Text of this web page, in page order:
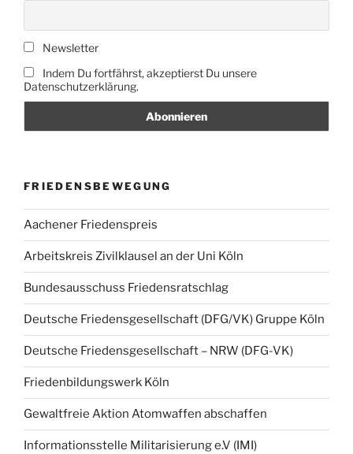
Newsletter
Indem Du fortfährst, akzeptierst Du unsere
Datenschutzerklärung.
FRIEDENSBEWEGUNG
Aachener Friedenspreis
Arbeitskreis Zivilklausel an der Uni Köln
Bundesausschuss Friedensratschlag
Deutsche Friedensgesellschaft (DFG/VK) Gruppe Köln
Deutsche Friedensgesellschaft – NRW (DFG-VK)
Friedenbildungswerk Köln
Gewaltfreie Aktion Atomwaffen abschaffen
Informationsstelle Militarisierung e.V (IMI)